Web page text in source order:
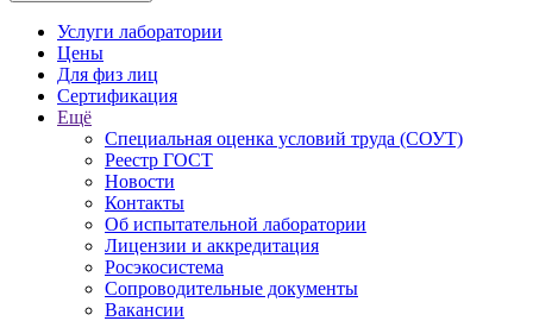
Услуги лаборатории
Цены
Для физ лиц
Сертификация
Ещё
Специальная оценка условий труда (СОУТ)
Реестр ГОСТ
Новости
Контакты
Об испытательной лаборатории
Лицензии и аккредитация
Росэкосистема
Сопроводительные документы
Вакансии